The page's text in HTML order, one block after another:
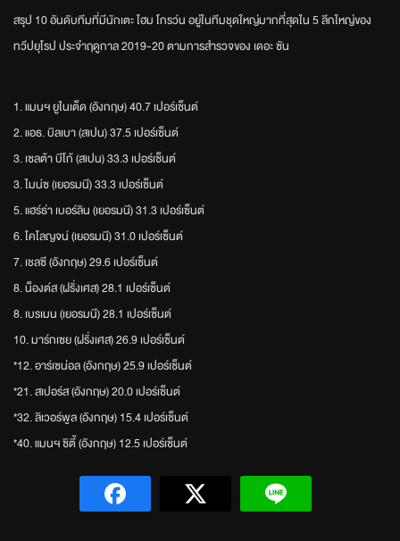
สรุป 10 อันดับทีมที่มีนักเตะ โฮม โกรว์น อยู่ในทีมชุดใหญ่มากที่สุดใน 5 ลีกใหญ่ของ
ทวีปยุโรป ประจำฤดูกาล 2019-20 ตามการสำรวจของ เดอะ ซัน
1. แมนฯ ยูไนเต็ด (อังกฤษ) 40.7 เปอร์เซ็นต์
2. แอธ. บิลเบา (สเปน) 37.5 เปอร์เซ็นต์
3. เซลต้า บีโก้ (สเปน) 33.3 เปอร์เซ็นต์
3. ไมน์ซ (เยอรมนี) 33.3 เปอร์เซ็นต์
5. แฮร์ธ่า เบอร์ลิน (เยอรมนี) 31.3 เปอร์เซ็นต์
6. โคโลญจน์ (เยอรมนี) 31.0 เปอร์เซ็นต์
7. เชลซี (อังกฤษ) 29.6 เปอร์เซ็นต์
8. น็องต์ส (ฝรั่งเศส) 28.1 เปอร์เซ็นต์
8. เบรเมน (เยอรมนี) 28.1 เปอร์เซ็นต์
10. มาร์กเซย (ฝรั่งเศส) 26.9 เปอร์เซ็นต์
*12. อาร์เซน่อล (อังกฤษ) 25.9 เปอร์เซ็นต์
*21. สเปอร์ส (อังกฤษ) 20.0 เปอร์เซ็นต์
*32. ลิเวอร์พูล (อังกฤษ) 15.4 เปอร์เซ็นต์
*40. แมนฯ ซิตี้ (อังกฤษ) 12.5 เปอร์เซ็นต์